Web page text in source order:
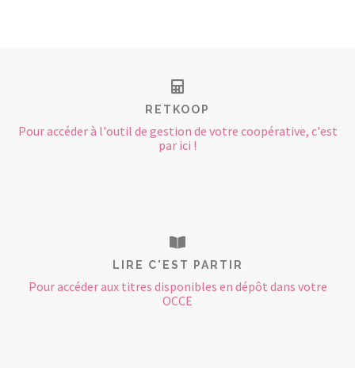
RETKOOP
Pour accéder à l'outil de gestion de votre coopérative, c'est
par ici !
LIRE C'EST PARTIR
Pour accéder aux titres disponibles en dépôt dans votre
OCCE